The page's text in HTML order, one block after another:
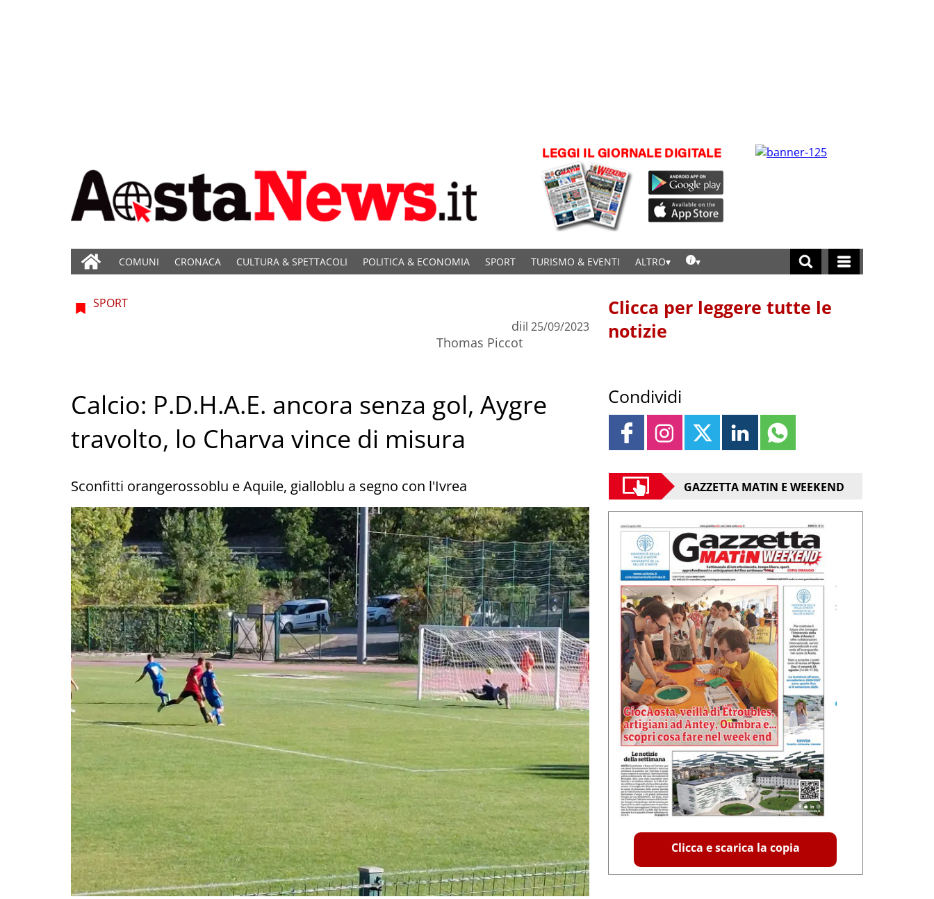
COMUNI CRONACA CULTURA & SPETTACOLI POLITICA & ECONOMIA SPORT TURISMO & EVENTI ALTRO
SPORT
di
Thomas Piccot
il 25/09/2023
Calcio: P.D.H.A.E. ancora senza gol, Aygre
travolto, lo Charva vince di misura
Sconfitti orangerossoblu e Aquile, gialloblu a segno con l'Ivrea
Clicca per leggere tutte le
notizie
Condividi
GAZZETTA MATIN E WEEKEND
Clicca e scarica la copia